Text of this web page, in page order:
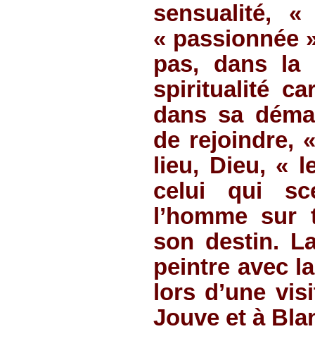
sensualité,
« passionnée
pas, dans la
spiritualité
dans sa
de rejoindre,
lieu, Dieu, «
celui qui
l’homme
son destin.
peintre avec
lors d’une
Jouve et à